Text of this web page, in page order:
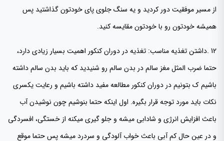
از مسیر موفقیت دور کردید و یه سنگ جلوی پای خودتون گذاشتید پس
همیشه خودتون رو با خودتون مقایسه کنید.
12 .داشتن تغذیه مناسب: تغذیه در دوران کنکور اهمیت بسیار زیادی دارد،
حتما ضرب المثل مغز سالم در بدن سالم رو شنیدید که باید بدن سالم داشته
باشیم ک بتونیم در دوران کنکور مطالعه مفید داشته باشیم و رعایت یکسری
نکات باید مورد توجه قرار بگیره. اول اینکه حتما بنوشیم چون نوشیدن آب
باعث افزایش انرژی و شادابی میشه و جلو گیری میکنه از خستگی، افسردگی
و در عین حال کم آبی باعث خواب آلودگی و سردرد میشه پس حتما موقع